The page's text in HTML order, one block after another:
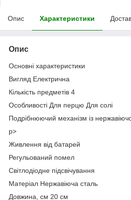
Опис Характеристики
Опис
Основні характеристики
Вигляд Електрична
Кількість предметів 4
Особливості Для перцю Для солі
Подрібнюючий механізм із
p>
Живлення від батарей
Регульований помел
Світлодіодне підсвічування
Матеріал Нержавіюча сталь
Довжина, см 20 см